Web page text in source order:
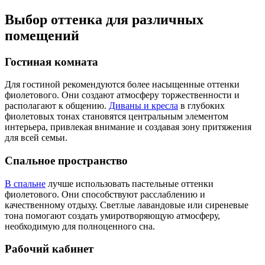
Выбор оттенка для различных
помещений
Гостиная комната
Для гостиной рекомендуются более насыщенные оттенки
фиолетового. Они создают атмосферу торжественности и
располагают к общению. Диваны и кресла в глубоких
фиолетовых тонах становятся центральным элементом
интерьера, привлекая внимание и создавая зону притяжения
для всей семьи.
Спальное пространство
В спальне лучше использовать пастельные оттенки
фиолетового. Они способствуют расслаблению и
качественному отдыху. Светлые лавандовые или сиреневые
тона помогают создать умиротворяющую атмосферу,
необходимую для полноценного сна.
Рабочий кабинет